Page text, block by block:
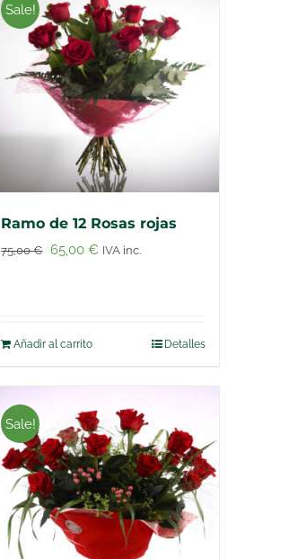
Sale!
Ramo de 12 Rosas rojas
75,00€ El
75,00 €.
65,00€ El
IVA inc.
Añadir al carrito Detalles
Sale!